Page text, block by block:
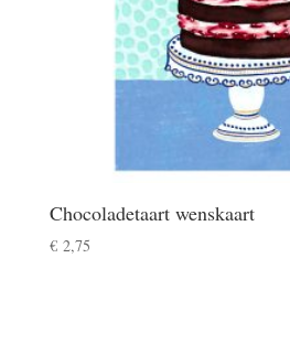
Chocoladetaart wenskaart
€2,75